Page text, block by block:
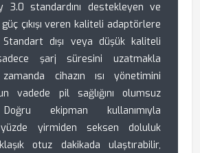
3.0 standardını destekleyen ve
çıkışı veren kaliteli adaptörlere
Standart dışı veya düşük kaliteli
şarj süresini uzatmakla
cihazın ısı yönetimini
vadede pil sağlığını olumsuz
ekipman kullanımıyla
yirmiden seksen doluluk
otuz dakikada ulaştırabilir,